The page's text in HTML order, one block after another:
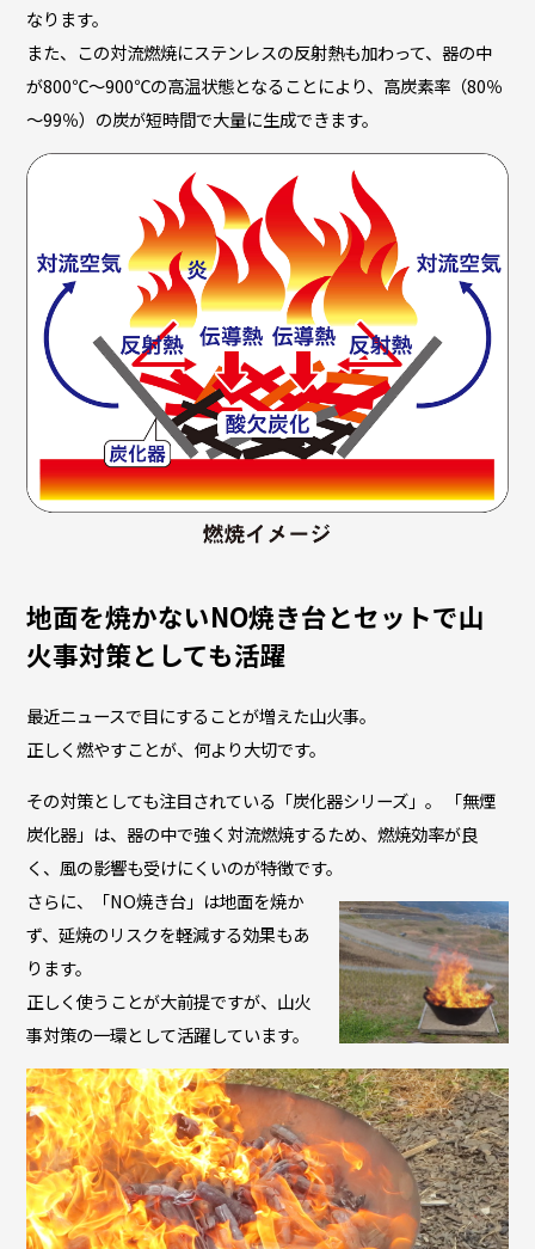
なります。
また、この対流燃焼にステンレスの反射熱も加わって、器の中
が800℃～900℃の高温状態となることにより、高炭素率（80％
～99％）の炭が短時間で大量に生成できます。
地面を焼かないNO焼き台とセットで山
火事対策としても活躍
最近ニュースで目にすることが増えた山火事。
正しく燃やすことが、何より大切です。
その対策としても注目されている「炭化器シリーズ」。 「無煙
炭化器」は、器の中で強く対流燃焼するため、燃焼効率が良
く、風の影響も受けにくいのが特徴です。
さらに、「NO焼き台」は地面を焼か
ず、延焼のリスクを軽減する効果もあ
ります。
正しく使うことが大前提ですが、山火
事対策の一環として活躍しています。